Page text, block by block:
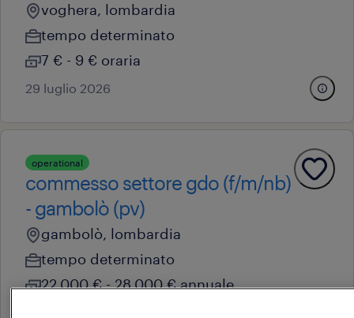
voghera, lombardia
tempo determinato
7 € - 9 € oraria
29 luglio 2026
operational
commesso settore gdo (f/m/nb)
- gambolò (pv)
gambolò, lombardia
tempo determinato
22.000 € - 28.000 € annuale